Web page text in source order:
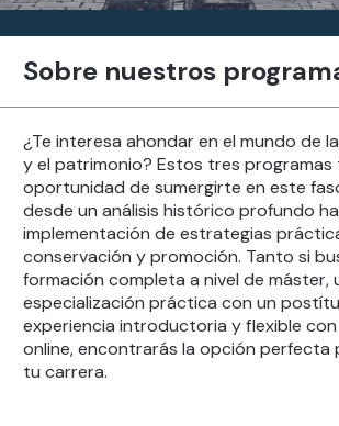
Sobre nuestros
¿Te interesa ahondar en el mundo de
y el patrimonio? Estos tres programas
oportunidad de sumergirte en este
desde un análisis histórico profundo
implementación de estrategias
conservación y promoción. Tanto si
formación completa a nivel de máster,
especialización práctica con un
experiencia introductoria y flexible
online, encontrarás la opción perfecta
tu carrera.